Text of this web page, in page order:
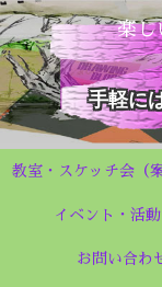
楽し
手軽に
教室・スケッチ会（
イベント・活
お問い合わ